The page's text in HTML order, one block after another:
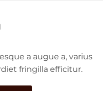
a augue a, varius
fringilla efficitur.